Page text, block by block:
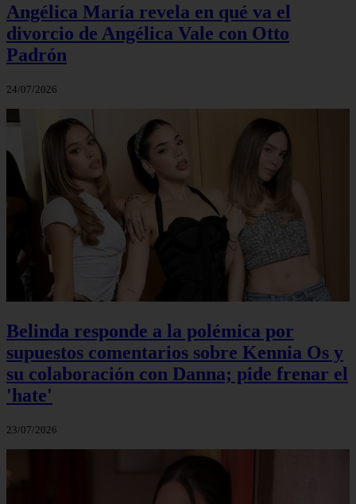
Angélica María revela en qué va el
divorcio de Angélica Vale con Otto
Padrón
24/07/2026
Belinda responde a la polémica por
supuestos comentarios sobre Kennia Os y
su colaboración con Danna; pide frenar el
'hate'
23/07/2026